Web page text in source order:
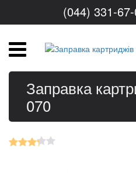
(044) 331-67-
Заправка
070